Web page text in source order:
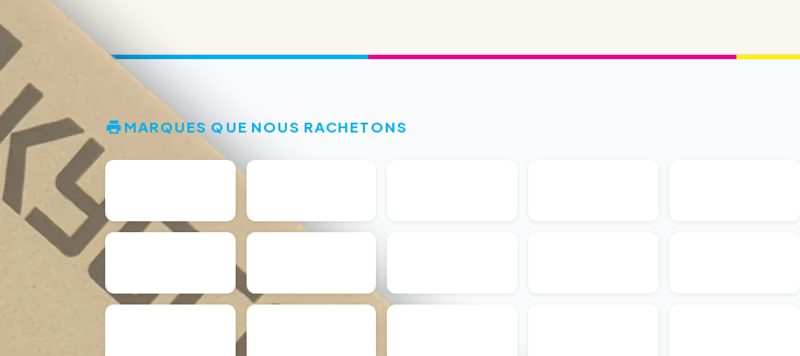
MARQUES QUE NOUS RACHETONS